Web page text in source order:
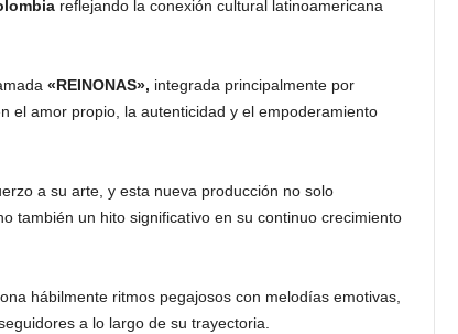
reflejando la conexión cultural latinoamericana
«REINONAS», integrada principalmente por
el amor propio, la autenticidad y el empoderamiento
a su arte, y esta nueva producción no solo
también un hito significativo en su continuo crecimiento
hábilmente ritmos pegajosos con melodías emotivas,
a lo largo de su trayectoria.